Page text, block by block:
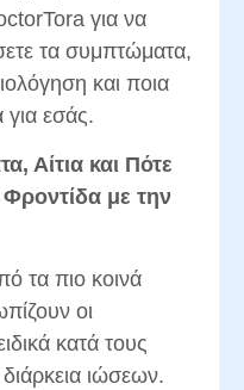
για να
τα συμπτώματα,
και ποια
για εσάς.
Αίτια και Πότε
Φροντίδα με την
τα πιο κοινά
οι
κατά τους
ιώσεων.